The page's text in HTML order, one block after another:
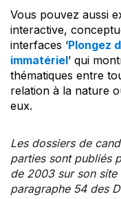
Vous pouvez aussi
interactive,
interfaces ‘Plongez
immatériel’ qui
thématiques entre
relation à la nature
eux.
Les dossiers de
parties sont publiés
de 2003 sur son
paragraphe 54 des